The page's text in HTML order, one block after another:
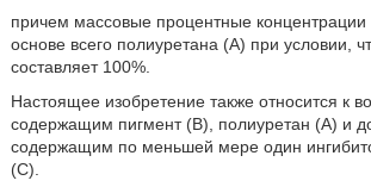
причем массовые процентные концентрации
основе всего полиуретана (A) при условии,
составляет 100%.
Настоящее изобретение также относится к
содержащим пигмент (B), полиуретан (A) и
содержащим по меньшей мере один
(C).